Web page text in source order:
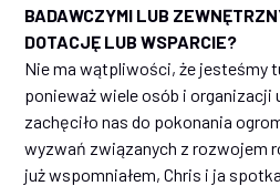
BADAWCZYMI LUB
DOTACJĘ LUB WSPARCIE?
Nie ma wątpliwości, że jesteśmy
ponieważ wiele osób i organizacji
zachęciło nas do pokonania
wyzwań związanych z rozwojem
już wspomniałem, Chris i ja